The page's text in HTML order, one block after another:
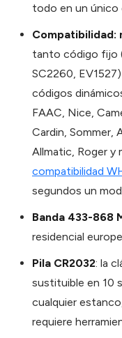
todo en un único
Compatibilidad:
tanto código fijo
SC2260,
códigos
FAAC, Nice,
Cardin, Sommer,
Allmatic, Roger y
compatibilidad
segundos un
Banda 433-868
residencial
Pila CR2032: la
sustituible en 10
cualquier
requiere